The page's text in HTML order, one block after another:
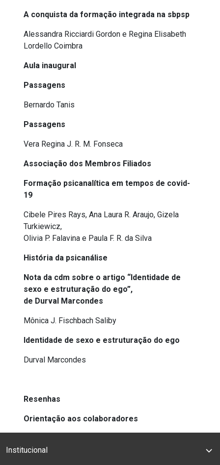
A conquista da formação integrada na sbpsp
Alessandra Ricciardi Gordon e Regina Elisabeth
Lordello Coimbra
Aula inaugural
Passagens
Bernardo Tanis
Passagens
Vera Regina J. R. M. Fonseca
Associação dos Membros Filiados
Formação psicanalítica em tempos de covid-
19
Cibele Pires Rays, Ana Laura R. Araujo, Gizela
Turkiewicz,
Olivia P. Falavina e Paula F. R. da Silva
História da psicanálise
Nota da cdm sobre o artigo “Identidade de
sexo e estruturação do ego”,
de Durval Marcondes
Mônica J. Fischbach Saliby
Identidade de sexo e estruturação do ego
Durval Marcondes
Resenhas
Orientação aos colaboradores
Institucional